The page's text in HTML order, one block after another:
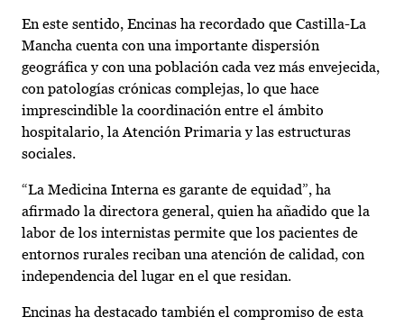
En este sentido, Encinas ha recordado que Castilla-La
Mancha cuenta con una importante dispersión
geográfica y con una población cada vez más envejecida,
con patologías crónicas complejas, lo que hace
imprescindible la coordinación entre el ámbito
hospitalario, la Atención Primaria y las estructuras
sociales.
“La Medicina Interna es garante de equidad”, ha
afirmado la directora general, quien ha añadido que la
labor de los internistas permite que los pacientes de
entornos rurales reciban una atención de calidad, con
independencia del lugar en el que residan.
Encinas ha destacado también el compromiso de esta